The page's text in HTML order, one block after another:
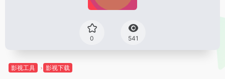
0 541
影视工具 影视下载